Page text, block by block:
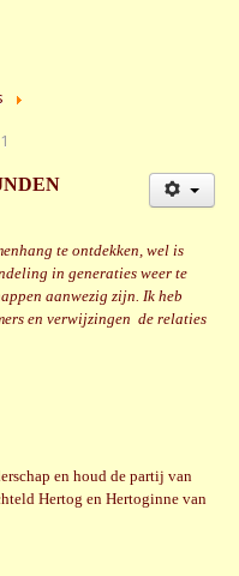
te ontdekken, wel is
in generaties weer te
aanwezig zijn. Ik heb
en verwijzingen de relaties
en houd de partij van
Hertog en Hertoginne van